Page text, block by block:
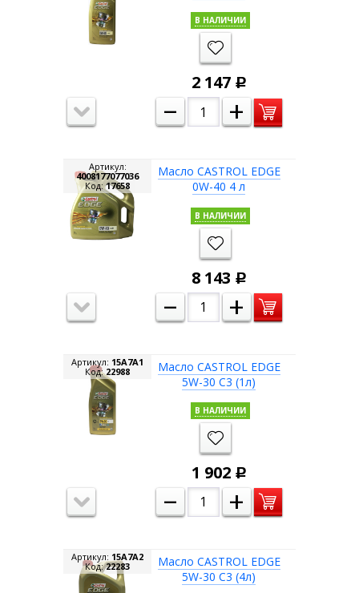
В НАЛИЧИИ
2 147 Р
– +
Масло CASTROL EDGE
0W-40 4 л
Артикул:
4008177077036
Код:17658
В НАЛИЧИИ
8 143 Р
– +
Масло CASTROL EDGE
5W-30 C3 (1л)
Артикул: 15A7A1
Код:22988
В НАЛИЧИИ
1 902 Р
– +
Масло CASTROL EDGE
5W-30 C3 (4л)
Артикул: 15A7A2
Код:22283